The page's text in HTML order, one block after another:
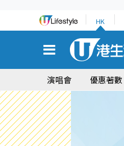
HK
演唱會 優惠著數